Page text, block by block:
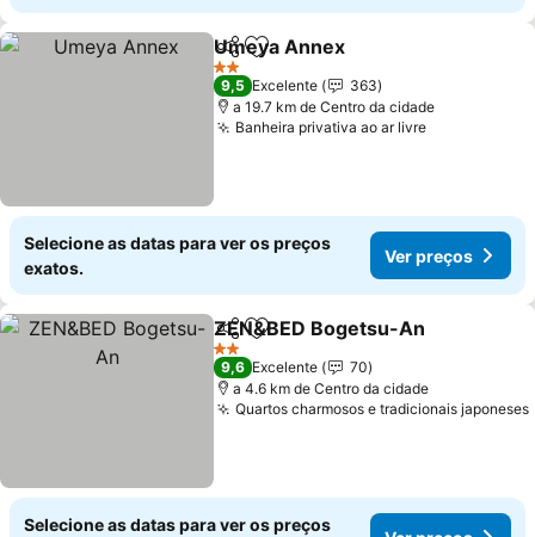
PartilharAdicionar aos favoritos
Umeya Annex
2 Estrelas
9,5 Excelente
363
a 19.7 km de Centro da cidade
Banheira privativa ao ar livreVer preços
Selecione as datas para ver os preços
exatos.
Ver preços
PartilharAdicionar aos favoritos
ZEN&BED Bogetsu-An
2 Estrelas
9,6 Excelente
70
a 4.6 km de Centro da cidade
Quartos charmosos e tradicionais japoneses
Selecione as datas para ver os preços